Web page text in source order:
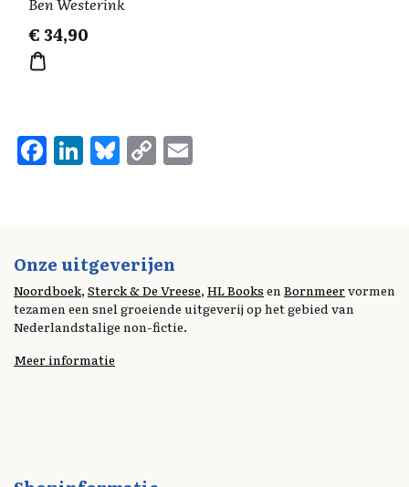
€34,90
F
a
o
o
k
Li
n
d
I
n
Bl
u
y
C
o
Li
n
k
Onze uitgeverijen
Noordboek, Sterck & De Vreese, HL Books en Bornmeervormen
tezamen een snel groeiende uitgeverij op het gebied van
Nederlandstalige non-fictie.
Meer informatie